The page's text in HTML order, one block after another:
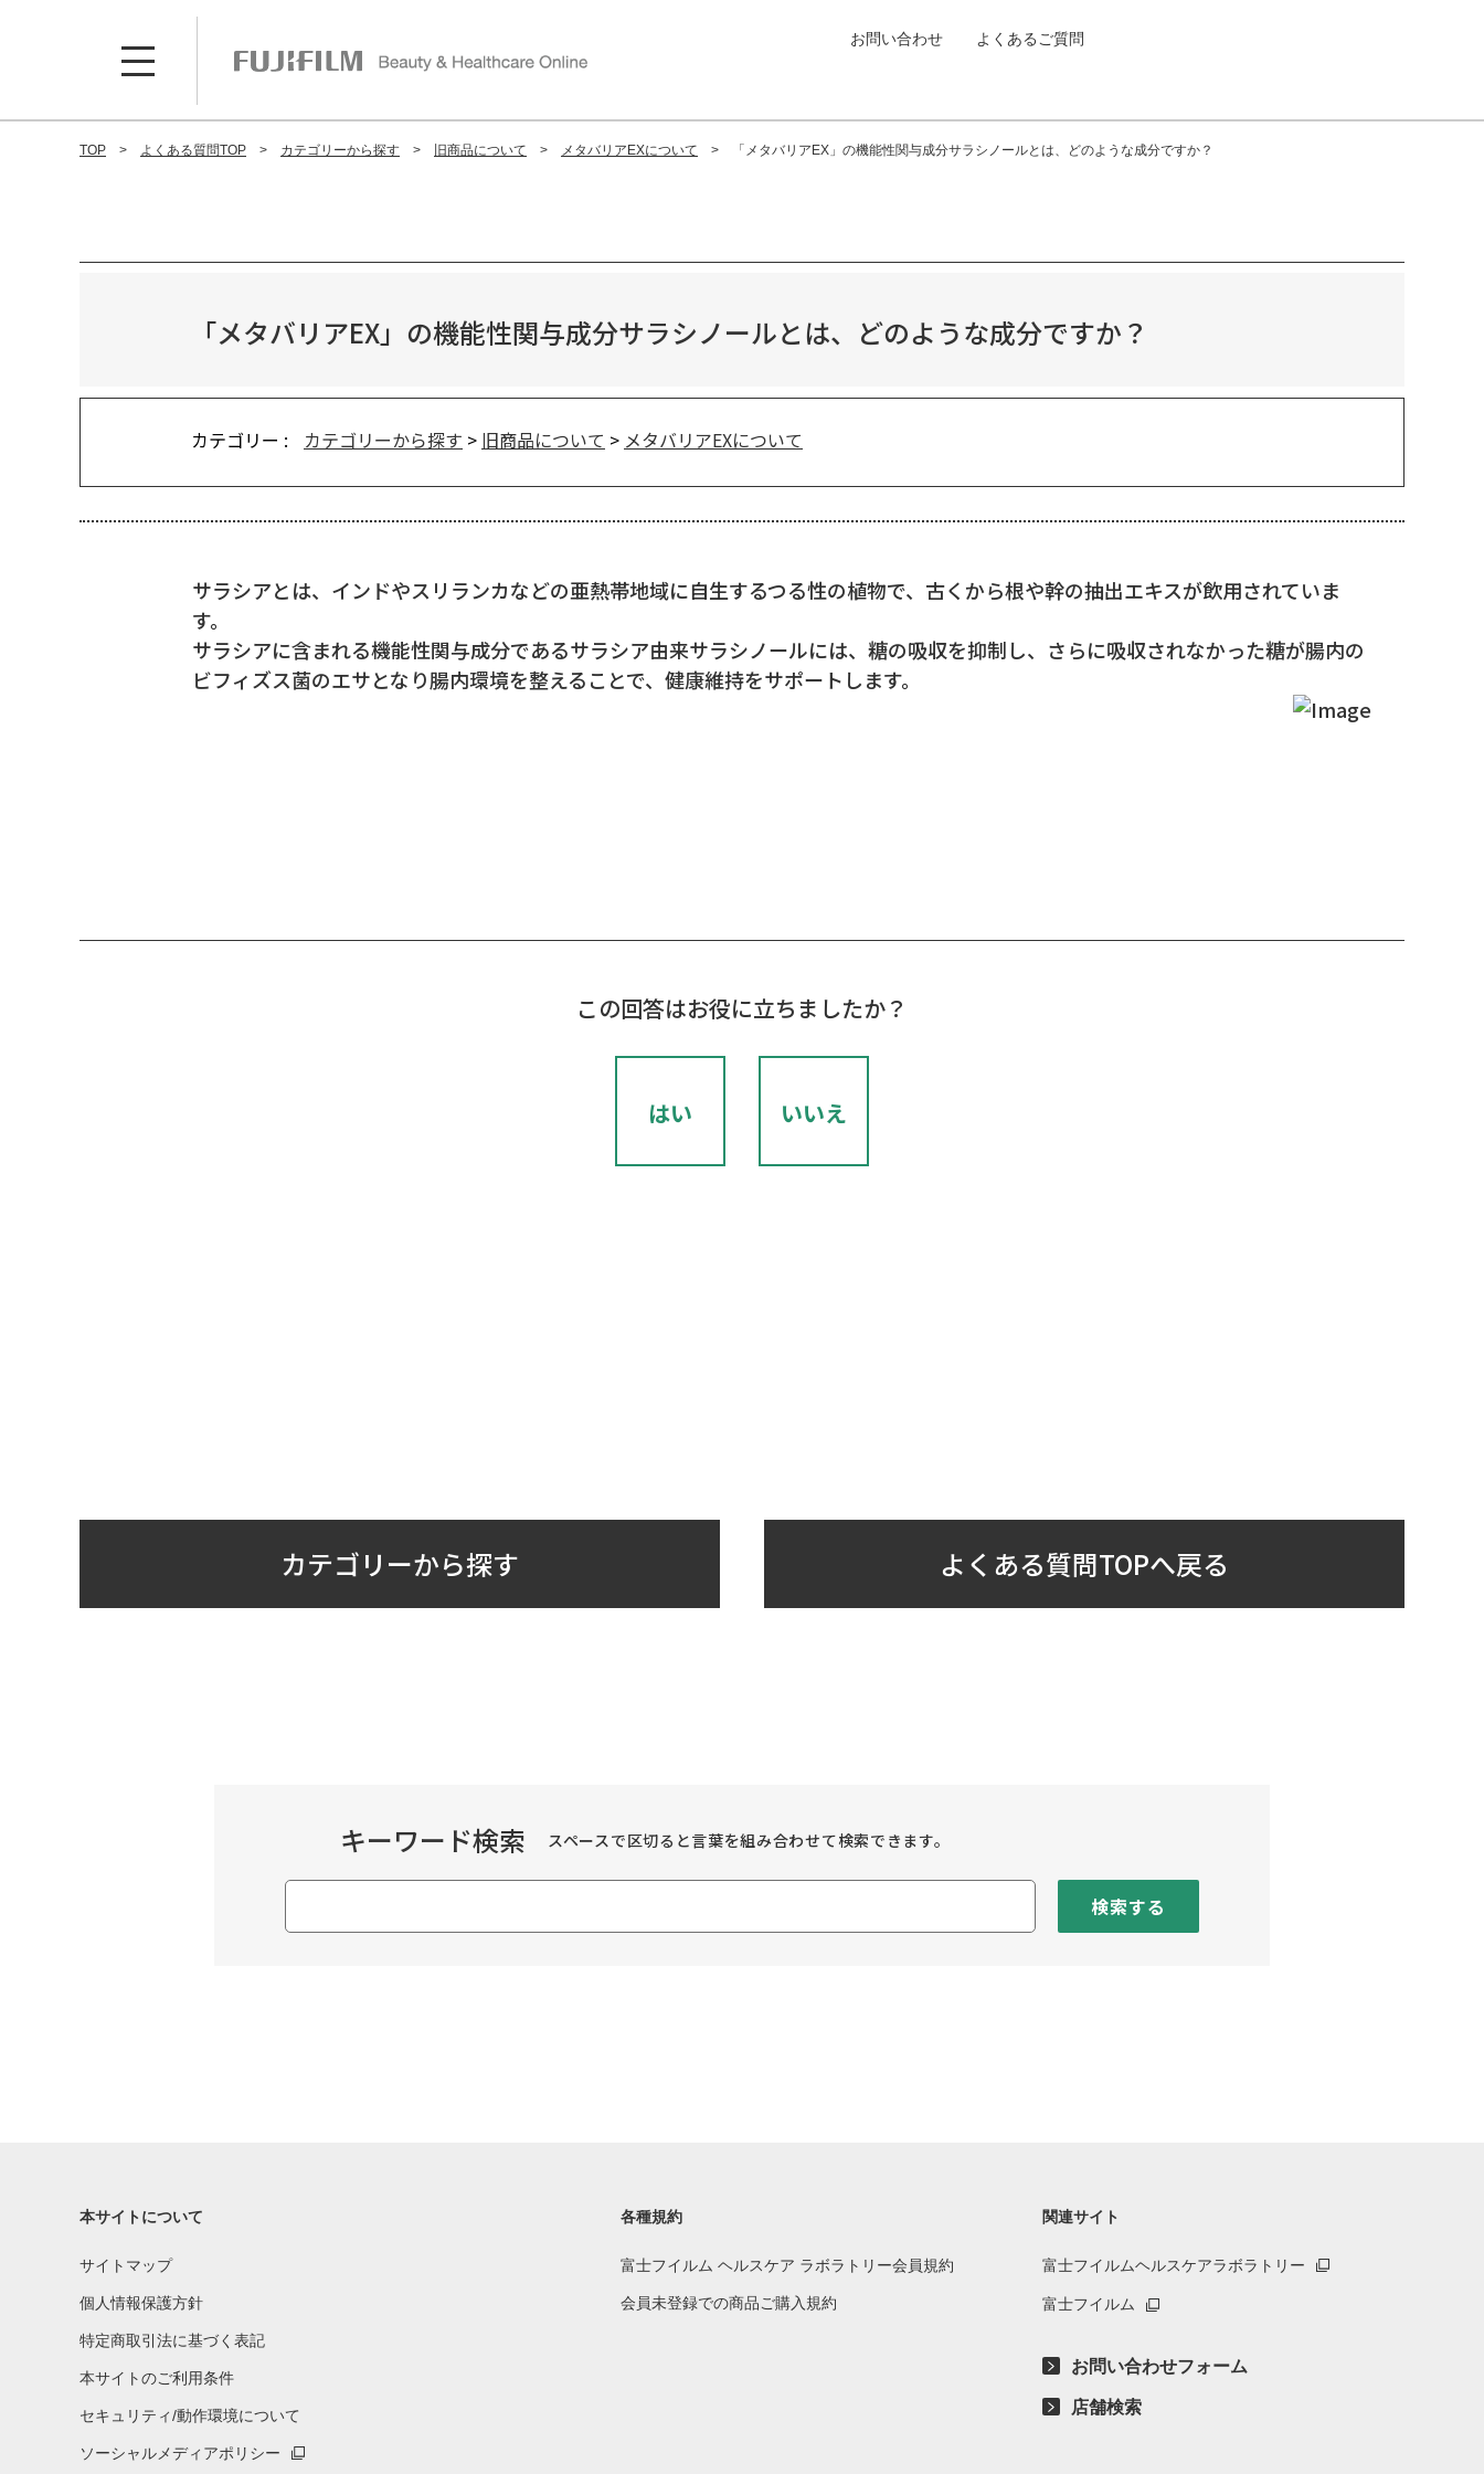
お問い合わせ よくあるご質問
TOP よくある質問TOP カテゴリーから探す 旧商品について メタバリアEXについて 「メタバリアEX」の機能性関与成分サラシノールとは、どのような成分ですか？
「メタバリアEX」の機能性関与成分サラシノールとは、どのような成分ですか？
カテゴリー : カテゴリーから探す > 旧商品について > メタバリアEXについて
サラシアとは、インドやスリランカなどの亜熱帯地域に自生するつる性の植物で、古くから根や幹の抽出エキスが飲用されていま
す。
サラシアに含まれる機能性関与成分であるサラシア由来サラシノールには、糖の吸収を抑制し、さらに吸収されなかった糖が腸内の
ビフィズス菌のエサとなり腸内環境を整えることで、健康維持をサポートします。
この回答はお役に立ちましたか？
はい いいえ
カテゴリーから探す よくある質問TOPへ戻る
キーワード検索 スペースで区切ると言葉を組み合わせて検索できます。
検索する
本サイトについて
サイトマップ
個人情報保護方針
特定商取引法に基づく表記
本サイトのご利用条件
セキュリティ/動作環境について
ソーシャルメディアポリシー
各種規約
富士フイルム ヘルスケア ラボラトリー会員規約
会員未登録での商品ご購入規約
関連サイト
富士フイルムヘルスケアラボラトリー
富士フイルム
お問い合わせフォーム
店舗検索